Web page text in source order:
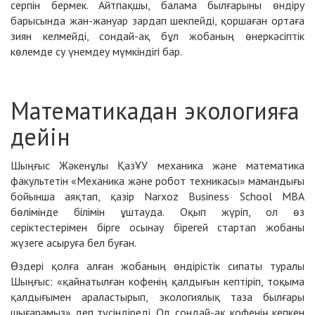
серпін бермек. Айтпақшы, балама былғарыны өндіру
барысында жан-жануар зардап шекпейді, қоршаған ортаға
зиян келмейді, сондай-ақ бұл жобаның өнеркәсіптік
көлемде су үнемдеу мүмкіндігі бар.
Математикадан экологияға
дейін
Шыңғыс Жәкенұлы ҚазҰУ механика және математика
факультетін «Механика және робот техникасы» мамандығы
бойынша аяқтап, қазір Narxoz Business School МВА
бөлімінде білімін ұштауда. Оқып жүріп, ол өз
серіктестерімен бірге осынау бірегей стартап жобаны
жүзеге асыруға бел буған.
Өздері қолға алған жобаның өндірістік сипаты туралы
Шыңғыс: «қайнатылған кофенің қалдығын кептіріп, тоқыма
қалдығымен араластырып, экологиялық таза былғары